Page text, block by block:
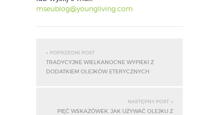
mseublog@youngliving.com
« POPRZEDNI POST
TRADYCYJNE WIELKANOCNE WYPIEKI Z
DODATKIEM OLEJKÓW ETERYCZNYCH
NASTĘPNY POST »
PIĘĆ WSKAZÓWEK, JAK UŻYWAĆ OLEJKU Z